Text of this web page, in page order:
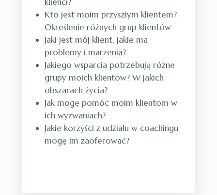
klienci?
Kto jest moim przyszłym klientem?
Określenie różnych grup klientów
Jaki jest mój klient, jakie ma
problemy i marzenia?
Jakiego wsparcia potrzebują różne
grupy moich klientów? W jakich
obszarach życia?
Jak mogę pomóc moim klientom w
ich wyzwaniach?
Jakie korzyści z udziału w coachingu
mogę im zaoferować?